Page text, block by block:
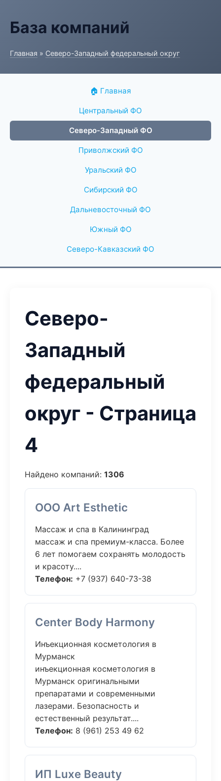
База компаний
Главная » Северо-Западный федеральный округ
🏠 Главная
Центральный ФО
Северо-Западный ФО
Приволжский ФО
Уральский ФО
Сибирский ФО
Дальневосточный ФО
Южный ФО
Северо-Кавказский ФО
Северо-
Западный
федеральный
округ - Страница
4
Найдено компаний: 1306
ООО Art Esthetic
Массаж и спа в Калининград
массаж и спа премиум-класса. Более
6 лет помогаем сохранять молодость
и красоту....
Телефон: +7 (937) 640-73-38
Center Body Harmony
Инъекционная косметология в
Мурманск
инъекционная косметология в
Мурманск оригинальными
препаратами и современными
лазерами. Безопасность и
естественный результат....
Телефон: 8 (961) 253 49 62
ИП Luxe Beauty